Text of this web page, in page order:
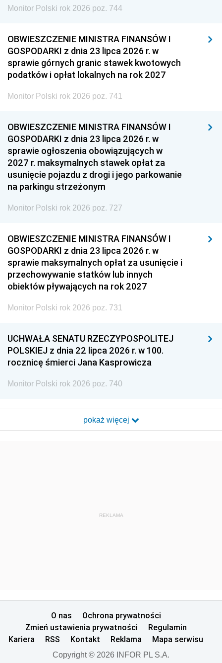
Monitor Polski rok 2026 poz. 744
OBWIESZCZENIE MINISTRA FINANSÓW I
GOSPODARKI z dnia 23 lipca 2026 r. w
sprawie górnych granic stawek kwotowych
podatków i opłat lokalnych na rok 2027
Monitor Polski rok 2026 poz. 741
OBWIESZCZENIE MINISTRA FINANSÓW I
GOSPODARKI z dnia 23 lipca 2026 r. w
sprawie ogłoszenia obowiązujących w
2027 r. maksymalnych stawek opłat za
usunięcie pojazdu z drogi i jego parkowanie
na parkingu strzeżonym
Monitor Polski rok 2026 poz. 727
OBWIESZCZENIE MINISTRA FINANSÓW I
GOSPODARKI z dnia 23 lipca 2026 r. w
sprawie maksymalnych opłat za usunięcie i
przechowywanie statków lub innych
obiektów pływających na rok 2027
Monitor Polski rok 2026 poz. 731
UCHWAŁA SENATU RZECZYPOSPOLITEJ
POLSKIEJ z dnia 22 lipca 2026 r. w 100.
rocznicę śmierci Jana Kasprowicza
Monitor Polski rok 2026 poz. 740
pokaż więcej
REKLAMA
O nas
Ochrona prywatności
Zmień ustawienia prywatności
Regulamin
Kariera
RSS Kontakt Reklama Mapa serwisu
Copyright © 2026 INFOR PL S.A.